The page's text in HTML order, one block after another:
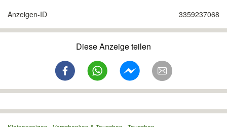
Anzeigen-ID 3359237068
Diese Anzeige teilen